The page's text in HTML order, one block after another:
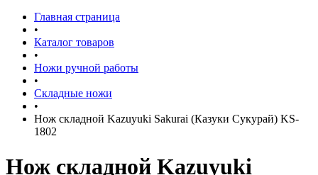
Главная страница
•
Каталог товаров
•
Ножи ручной работы
•
Складные ножи
•
Нож складной Kazuyuki Sakurai (Казуки Сукурай) KS-
1802
Нож складной Kazuyuki